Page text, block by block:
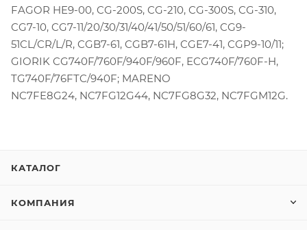
FAGOR HE9-00, CG-200S, CG-210, CG-300S, CG-310,
CG7-10, CG7-11/20/30/31/40/41/50/51/60/61, CG9-
51CL/CR/L/R, CGB7-61, CGB7-61H, CGE7-41, CGP9-10/11;
GIORIK CG740F/760F/940F/960F, ECG740F/760F-H,
TG740F/76FTC/940F; MARENO
NC7FE8G24, NC7FG12G44, NC7FG8G32, NC7FGM12G.
КАТАЛОГ
КОМПАНИЯ